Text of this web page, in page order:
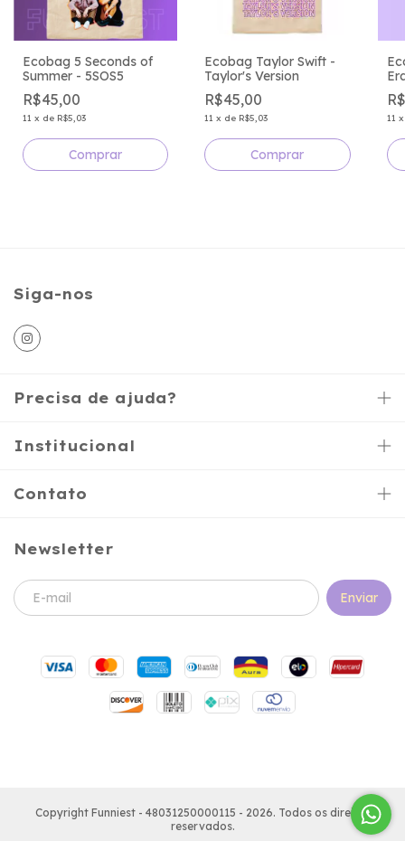
Ecobag 5 Seconds of
Summer - 5SOS5
R$45,00
11 x de R$5,03
Ecobag Taylor Swift -
Taylor's Version
R$45,00
11 x de R$5,03 11
Siga-nos
Precisa de ajuda?
Institucional
Contato
Newsletter
Copyright Funniest - 48031250000115 - 2026. Todos os direitos
reservados.